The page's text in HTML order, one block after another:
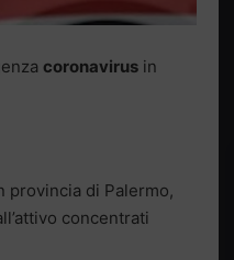
coronavirus in
provincia di Palermo,
concentrati